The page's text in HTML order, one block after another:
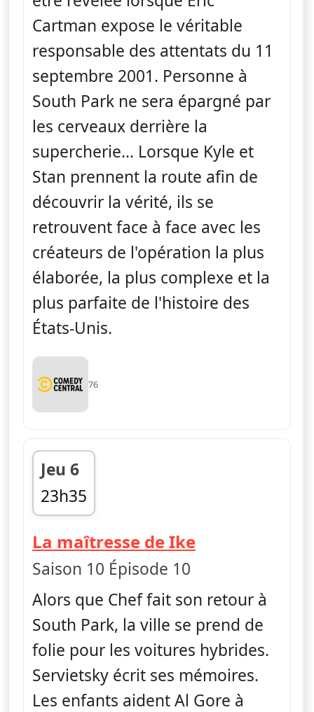
Cartman expose le véritable
responsable des attentats du 11
septembre 2001. Personne à
South Park ne sera épargné par
les cerveaux derrière la
supercherie... Lorsque Kyle et
Stan prennent la route afin de
découvrir la vérité, ils se
retrouvent face à face avec les
créateurs de l'opération la plus
élaborée, la plus complexe et la
plus parfaite de l'histoire des
États-Unis.
76
Jeu 6
23h35
fin 00h00
La maîtresse de Ike— South Park
Saison 10 Épisode 10
Alors que Chef fait son retour à
South Park, la ville se prend de
folie pour les voitures hybrides.
Servietsky écrit ses mémoires.
Les enfants aident Al Gore à